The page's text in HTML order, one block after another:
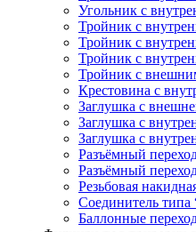
Угольник с
Тройник с
Тройник с
Тройник с
Тройник с
Крестовина с
Заглушка с
Заглушка с
Заглушка с
Разъёмный
Разъёмный
Резьбовая
Соединитель типа
Баллонные